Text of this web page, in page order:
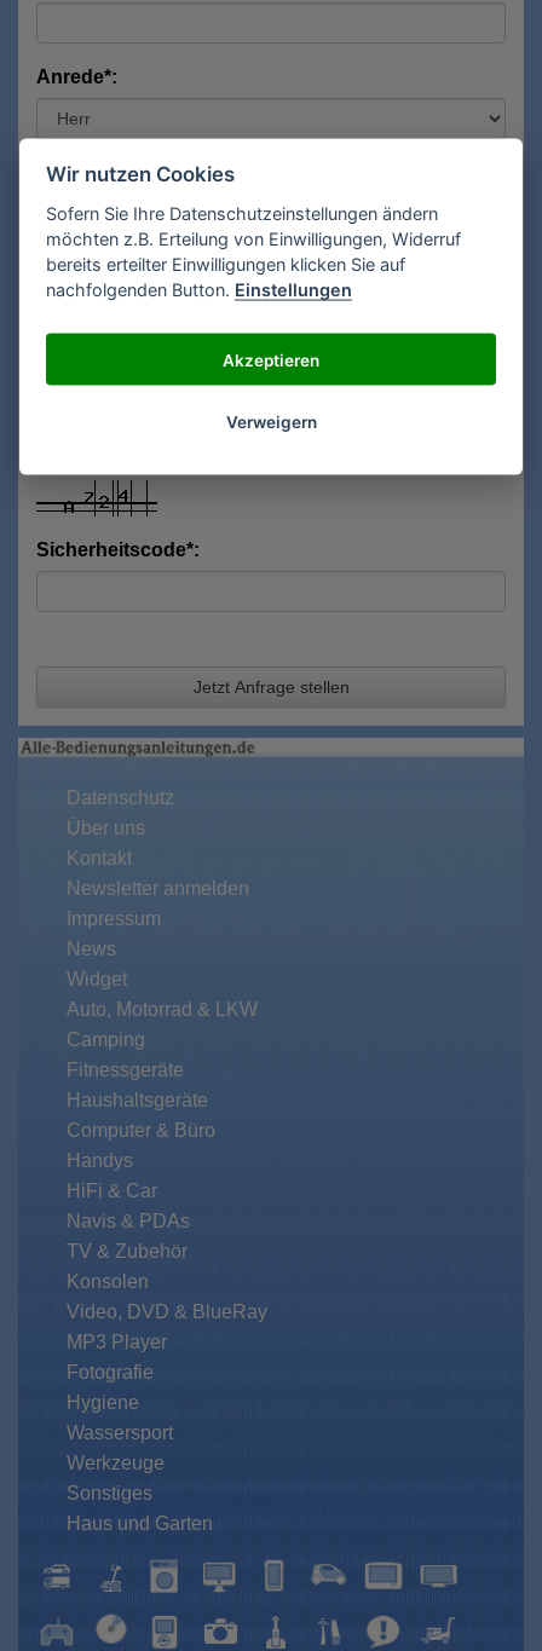
Anrede*:
Vorname*:
Nachname*:
Sicherheitscode*:
Jetzt Anfrage stellen
Datenschutz
Über uns
Kontakt
Newsletter anmelden
Impressum
News
Widget
Auto, Motorrad & LKW
Camping
Fitnessgeräte
Haushaltsgeräte
Computer & Büro
Handys
HiFi & Car
Navis & PDAs
TV & Zubehör
Konsolen
Video, DVD & BlueRay
MP3 Player
Fotografie
Hygiene
Wassersport
Werkzeuge
Sonstiges
Haus und Garten
Wir nutzen Cookies
Sofern Sie Ihre Datenschutzeinstellungen ändern
möchten z.B. Erteilung von Einwilligungen, Widerruf
bereits erteilter Einwilligungen klicken Sie auf
nachfolgenden Button. Einstellungen
Akzeptieren
Verweigern